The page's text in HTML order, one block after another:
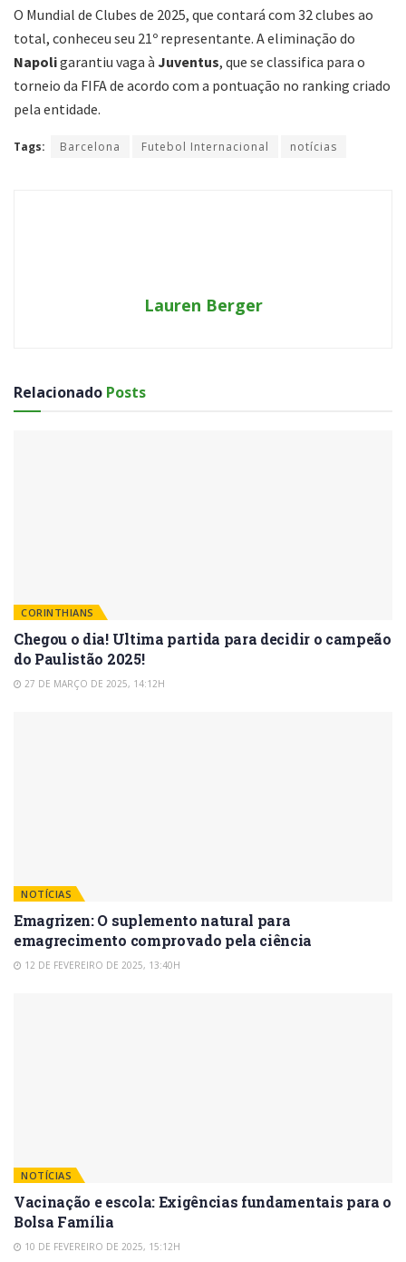
O Mundial de Clubes de 2025, que contará com 32 clubes ao
total, conheceu seu 21º representante. A eliminação do
Napoligarantiu vaga à Juventus, que se classifica para o
torneio da FIFA de acordo com a pontuação no ranking criado
pela entidade.
Tags: Barcelona Futebol Internacional notícias
Lauren Berger
Relacionado Posts
CORINTHIANS
Chegou o dia! Ultima partida para decidir o campeão
do Paulistão 2025!
27 DE MARÇO DE 2025, 14:12H
NOTÍCIAS
Emagrizen: O suplemento natural para
emagrecimento comprovado pela ciência
12 DE FEVEREIRO DE 2025, 13:40H
NOTÍCIAS
Vacinação e escola: Exigências fundamentais para o
Bolsa Família
10 DE FEVEREIRO DE 2025, 15:12H